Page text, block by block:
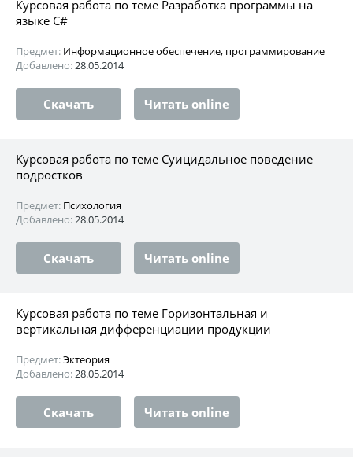
Курсовая работа по теме Разработка программы на
языке C#
Предмет: Информационное обеспечение, программирование
Добавлено:28.05.2014
Скачать Читать online
Курсовая работа по теме Суицидальное поведение
подростков
Предмет: Психология
Добавлено:28.05.2014
Скачать Читать online
Курсовая работа по теме Горизонтальная и
вертикальная дифференциации продукции
Предмет:Эктеория
Добавлено:28.05.2014
Скачать Читать online